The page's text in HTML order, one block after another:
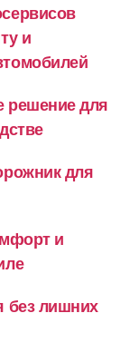
и
решение для
для
и
без лишних